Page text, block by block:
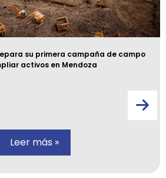
su primera campaña de campo
activos en Mendoza
Leer más »